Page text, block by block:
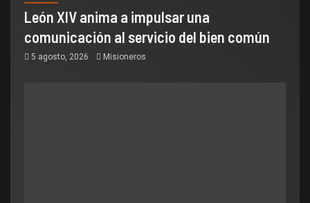
León XIV anima a impulsar una
comunicación al servicio del bien común
5 agosto, 2026 Misioneros